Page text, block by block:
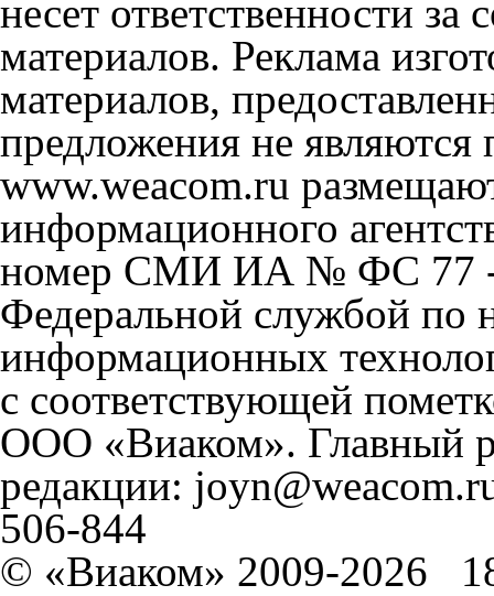
несет ответственности
материалов. Реклама
материалов,
предложения не
www.weacom.ru
информационного
номер СМИ ИА № ФС 77 -
Федеральной службой по
информационных
с соответствующей
ООО «Виаком». Главный
редакции:
506-844
© «Виаком» 2009-2026